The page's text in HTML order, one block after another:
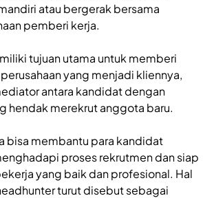
atau bergerak bersama
pemberi kerja.
tujuan utama untuk memberi
yang menjadi kliennya,
antara kandidat dengan
hendak merekrut anggota baru.
bisa membantu para kandidat
proses rekrutmen dan siap
yang baik dan profesional. Hal
turut disebut sebagai